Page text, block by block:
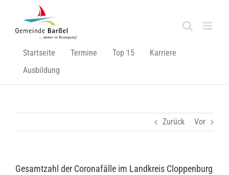
springen
Startseite Termine Top 15
Karriere
Ausbildung
Zurück Vor
Gesamtzahl der Coronafälle im Landkreis Cloppenburg